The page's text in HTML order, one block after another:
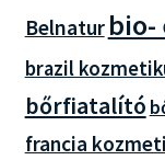
Belnatur
brazil
bőrfiatalító
francia